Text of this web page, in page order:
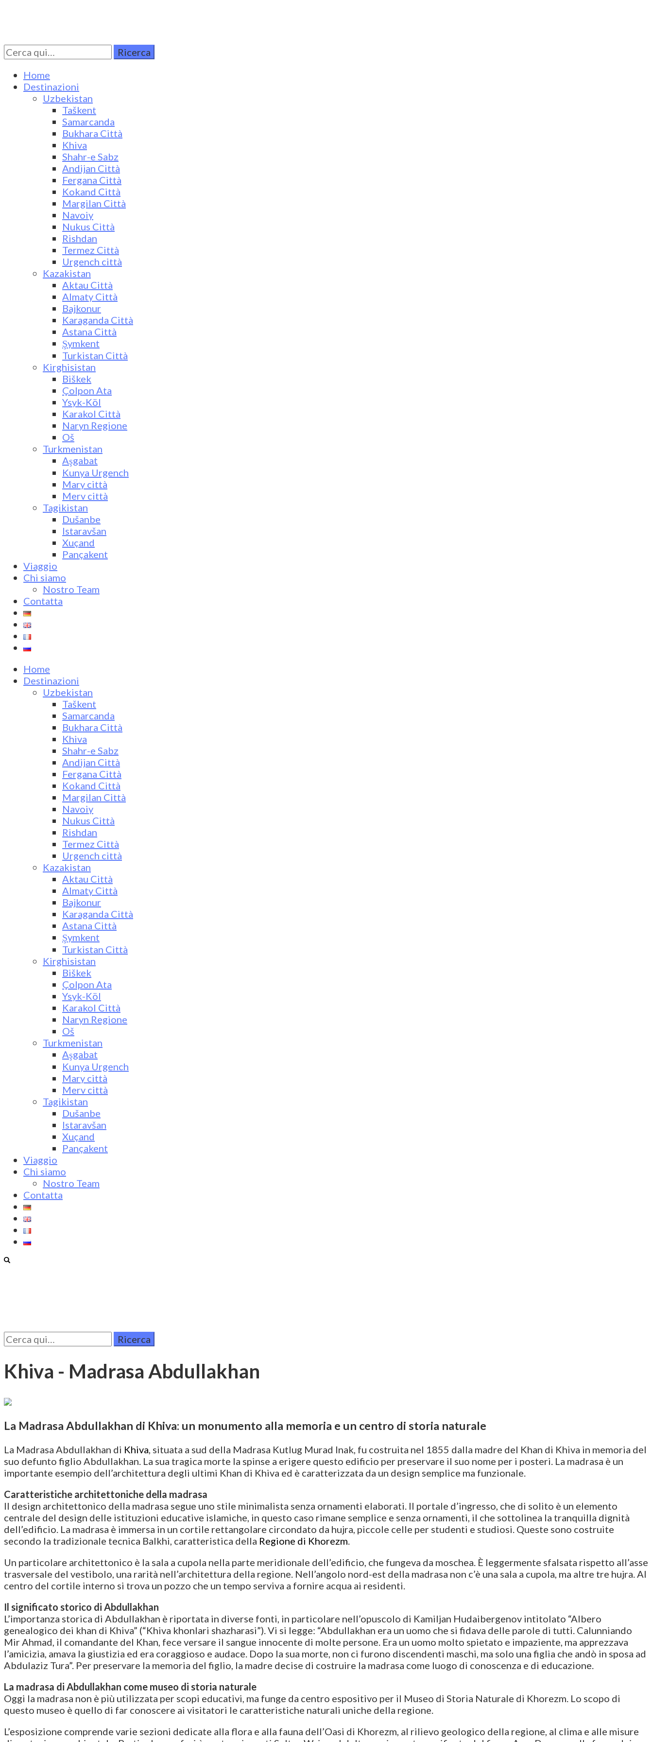
Turkestan Travel
Discover Central Asia
Cerca
per:
Home
Destinazioni
Uzbekistan
Taškent
Samarcanda
Bukhara Città
Khiva
Shahr-e Sabz
Andijan Città
Fergana Città
Kokand Città
Margilan Città
Navoiy
Nukus Città
Rishdan
Termez Città
Urgench città
Kazakistan
Aktau Città
Almaty Città
Bajkonur
Karaganda Città
Astana Città
Şymkent
Turkistan Città
Kirghisistan
Biškek
Çolpon Ata
Ysyk-Köl
Karakol Città
Naryn Regione
Oš
Turkmenistan
Aşgabat
Kunya Urgench
Mary città
Merv città
Tagikistan
Dušanbe
Istaravšan
Xuçand
Pançakent
Viaggio
Chi siamo
Nostro Team
Contatta
Home
Destinazioni
Uzbekistan
Taškent
Samarcanda
Bukhara Città
Khiva
Shahr-e Sabz
Andijan Città
Fergana Città
Kokand Città
Margilan Città
Navoiy
Nukus Città
Rishdan
Termez Città
Urgench città
Kazakistan
Aktau Città
Almaty Città
Bajkonur
Karaganda Città
Astana Città
Şymkent
Turkistan Città
Kirghisistan
Biškek
Çolpon Ata
Ysyk-Köl
Karakol Città
Naryn Regione
Oš
Turkmenistan
Aşgabat
Kunya Urgench
Mary città
Merv città
Tagikistan
Dušanbe
Istaravšan
Xuçand
Pançakent
Viaggio
Chi siamo
Nostro Team
Contatta
Cerca
per:
Khiva - Madrasa Abdullakhan
La Madrasa Abdullakhan di Khiva: un monumento alla memoria e un centro di storia naturale
La Madrasa Abdullakhan di Khiva, situata a sud della Madrasa Kutlug Murad Inak, fu costruita nel 1855 dalla madre del Khan di Khiva in memoria del
suo defunto figlio Abdullakhan. La sua tragica morte la spinse a erigere questo edificio per preservare il suo nome per i posteri. La madrasa è un
importante esempio dell’architettura degli ultimi Khan di Khiva ed è caratterizzata da un design semplice ma funzionale.
Caratteristiche architettoniche della madrasa
Il design architettonico della madrasa segue uno stile minimalista senza ornamenti elaborati. Il portale d’ingresso, che di solito è un elemento
centrale del design delle istituzioni educative islamiche, in questo caso rimane semplice e senza ornamenti, il che sottolinea la tranquilla dignità
dell’edificio. La madrasa è immersa in un cortile rettangolare circondato da hujra, piccole celle per studenti e studiosi. Queste sono costruite
secondo la tradizionale tecnica Balkhi, caratteristica della Regione di Khorezm.
Un particolare architettonico è la sala a cupola nella parte meridionale dell’edificio, che fungeva da moschea. È leggermente sfalsata rispetto all’asse
trasversale del vestibolo, una rarità nell’architettura della regione. Nell’angolo nord-est della madrasa non c’è una sala a cupola, ma altre tre hujra. Al
centro del cortile interno si trova un pozzo che un tempo serviva a fornire acqua ai residenti.
Il significato storico di Abdullakhan
L’importanza storica di Abdullakhan è riportata in diverse fonti, in particolare nell’opuscolo di Kamiljan Hudaibergenov intitolato “Albero
genealogico dei khan di Khiva” (“Khiva khonlari shazharasi”). Vi si legge: “Abdullakhan era un uomo che si fidava delle parole di tutti. Calunniando
Mir Ahmad, il comandante del Khan, fece versare il sangue innocente di molte persone. Era un uomo molto spietato e impaziente, ma apprezzava
l’amicizia, amava la giustizia ed era coraggioso e audace. Dopo la sua morte, non ci furono discendenti maschi, ma solo una figlia che andò in sposa ad
Abdulaziz Tura”. Per preservare la memoria del figlio, la madre decise di costruire la madrasa come luogo di conoscenza e di educazione.
La madrasa di Abdullakhan come museo di storia naturale
Oggi la madrasa non è più utilizzata per scopi educativi, ma funge da centro espositivo per il Museo di Storia Naturale di Khorezm. Lo scopo di
questo museo è quello di far conoscere ai visitatori le caratteristiche naturali uniche della regione.
L’esposizione comprende varie sezioni dedicate alla flora e alla fauna dell’Oasi di Khorezm, al rilievo geologico della regione, al clima e alle misure